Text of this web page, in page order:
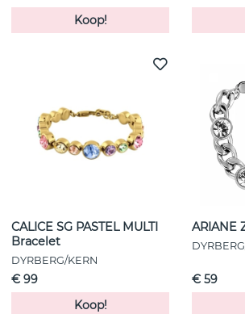
Koop!
CALICE SG PASTEL MULTI
Bracelet
DYRBERG/KERN
€ 99
Koop!
ARIANE
€ 59